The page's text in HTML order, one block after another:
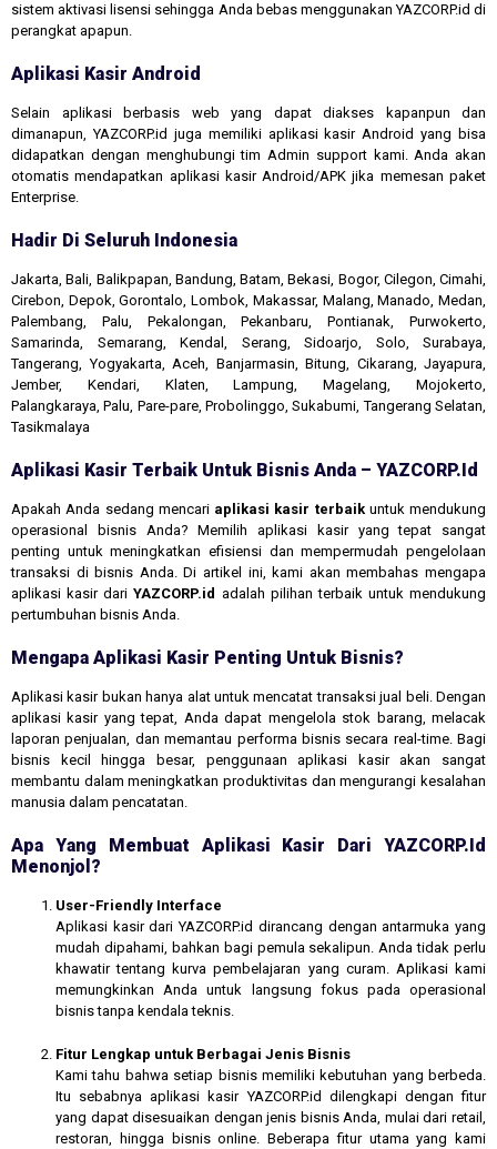
sistem aktivasi lisensi sehingga Anda bebas menggunakan YAZCORP.id di
perangkat apapun.
Aplikasi Kasir Android
Selain aplikasi berbasis web yang dapat diakses kapanpun dan
dimanapun, YAZCORP.id juga memiliki aplikasi kasir Android yang bisa
didapatkan dengan menghubungi tim Admin support kami. Anda akan
otomatis mendapatkan aplikasi kasir Android/APK jika memesan paket
Enterprise.
Hadir Di Seluruh Indonesia
Jakarta, Bali, Balikpapan, Bandung, Batam, Bekasi, Bogor, Cilegon, Cimahi,
Cirebon, Depok, Gorontalo, Lombok, Makassar, Malang, Manado, Medan,
Palembang, Palu, Pekalongan, Pekanbaru, Pontianak, Purwokerto,
Samarinda, Semarang, Kendal, Serang, Sidoarjo, Solo, Surabaya,
Tangerang, Yogyakarta, Aceh, Banjarmasin, Bitung, Cikarang, Jayapura,
Jember, Kendari, Klaten, Lampung, Magelang, Mojokerto,
Palangkaraya, Palu, Pare-pare, Probolinggo, Sukabumi, Tangerang Selatan,
Tasikmalaya
Aplikasi Kasir Terbaik Untuk Bisnis Anda – YAZCORP.id
Apakah Anda sedang mencari aplikasi kasir terbaikuntuk mendukung
operasional bisnis Anda? Memilih aplikasi kasir yang tepat sangat
penting untuk meningkatkan efisiensi dan mempermudah pengelolaan
transaksi di bisnis Anda. Di artikel ini, kami akan membahas mengapa
aplikasi kasir dariYAZCORP.id adalah pilihan terbaik untuk mendukung
pertumbuhan bisnis Anda.
Mengapa Aplikasi Kasir Penting Untuk Bisnis?
Aplikasi kasir bukan hanya alat untuk mencatat transaksi jual beli. Dengan
aplikasi kasir yang tepat, Anda dapat mengelola stok barang, melacak
laporan penjualan, dan memantau performa bisnis secara real-time. Bagi
bisnis kecil hingga besar, penggunaan aplikasi kasir akan sangat
membantu dalam meningkatkan produktivitas dan mengurangi kesalahan
manusia dalam pencatatan.
Apa Yang Membuat Aplikasi Kasir Dari YAZCORP.id
Menonjol?
User-Friendly Interface
Aplikasi kasir dari YAZCORP.id dirancang dengan antarmuka yang
mudah dipahami, bahkan bagi pemula sekalipun. Anda tidak perlu
khawatir tentang kurva pembelajaran yang curam. Aplikasi kami
memungkinkan Anda untuk langsung fokus pada operasional
bisnis tanpa kendala teknis.
Fitur Lengkap untuk Berbagai Jenis Bisnis
Kami tahu bahwa setiap bisnis memiliki kebutuhan yang berbeda.
Itu sebabnya aplikasi kasir YAZCORP.id dilengkapi dengan fitur
yang dapat disesuaikan dengan jenis bisnis Anda, mulai dari retail,
restoran, hingga bisnis online. Beberapa fitur utama yang kami